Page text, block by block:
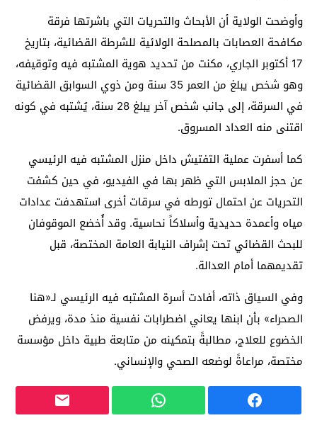
وأوضحت الولاية أن الأبحاث والتحريات التي باشرتها فرقة
مكافحة العصابات بالمصلحة الولائية للشرطة القضائية، بتاريخ
17 أكتوبر الجاري، مكنت من تحديد هوية المشتبه فيه وتوقيفه،
وهو شخص يبلغ من العمر 35 سنة ومن ذوي السوابق القضائية
في السرقة، إلى جانب شخص آخر يبلغ 28 سنة، يُشتبه في كونه
اقتنى منه العداد المسروق.
كما أسفرت عملية التفتيش داخل منزل المشتبه فيه الرئيسي
عن حجز الملابس التي ظهر بها في الفيديو، في حين كشفت
التحريات عن احتمال تورطه في سرقات أخرى استهدفت عدادات
مياه وأعمدة حديدية وأسلاكاً نحاسية. وقد أُخضع الموقوفان
للبحث القضائي تحت إشراف النيابة العامة المختصة، قبل
تقديمهما أمام العدالة.
وفي السياق ذاته، أفادت أسرة المشتبه فيه الرئيسي لـ«هنا
الصحراء» بأن ابنها يعاني اضطرابات نفسية منذ مدة، ويرفض
الخضوع للعلاج، مطالبةً بتمكينه من متابعة طبية داخل مؤسسة
مختصة، مراعاةً لوضعه الصحي والإنساني.